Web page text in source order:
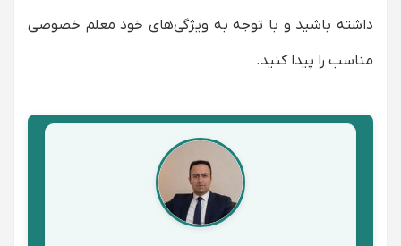
داشته باشید و با توجه به ویژگی‌های خود معلم خصوصی
مناسب را پیدا کنید.